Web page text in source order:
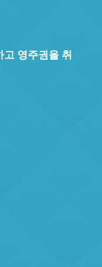
영주권을 취